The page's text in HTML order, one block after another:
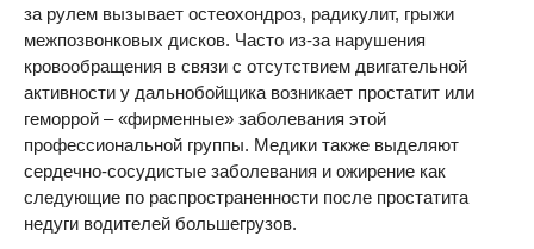
за рулем вызывает остеохондроз, радикулит, грыжи
межпозвонковых дисков. Часто из-за нарушения
кровообращения в связи с отсутствием двигательной
активности у дальнобойщика возникает простатит или
геморрой – «фирменные» заболевания этой
профессиональной группы. Медики также выделяют
сердечно-сосудистые заболевания и ожирение как
следующие по распространенности после простатита
недуги водителей большегрузов.